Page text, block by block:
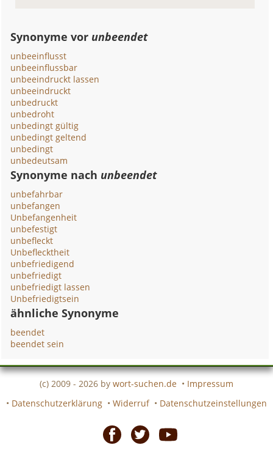
Synonyme vor unbeendet
unbeeinflusst
unbeeinflussbar
unbeeindruckt lassen
unbeeindruckt
unbedruckt
unbedroht
unbedingt gültig
unbedingt geltend
unbedingt
unbedeutsam
Synonyme nach unbeendet
unbefahrbar
unbefangen
Unbefangenheit
unbefestigt
unbefleckt
Unbeflecktheit
unbefriedigend
unbefriedigt
unbefriedigt lassen
Unbefriedigtsein
ähnliche Synonyme
beendet
beendet sein
(c) 2009 - 2026 by wort-suchen.de • Impressum
• Datenschutzerklärung • Widerruf • Datenschutzeinstellungen